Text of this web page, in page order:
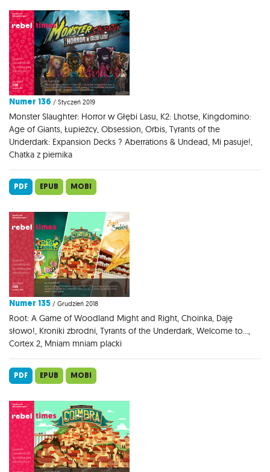
Numer 136 / Styczeń 2019
Monster Slaughter: Horror w Głębi Lasu, K2: Lhotse, Kingdomino:
Age of Giants, Łupieżcy, Obsession, Orbis, Tyrants of the
Underdark: Expansion Decks ? Aberrations & Undead, Mi pasuje!,
Chatka z piernika
PDF EPUB MOBI
Numer 135 / Grudzień 2018
Root: A Game of Woodland Might and Right, Choinka, Daję
słowo!, Kroniki zbrodni, Tyrants of the Underdark, Welcome to...,
Cortex 2, Mniam mniam placki
PDF EPUB MOBI